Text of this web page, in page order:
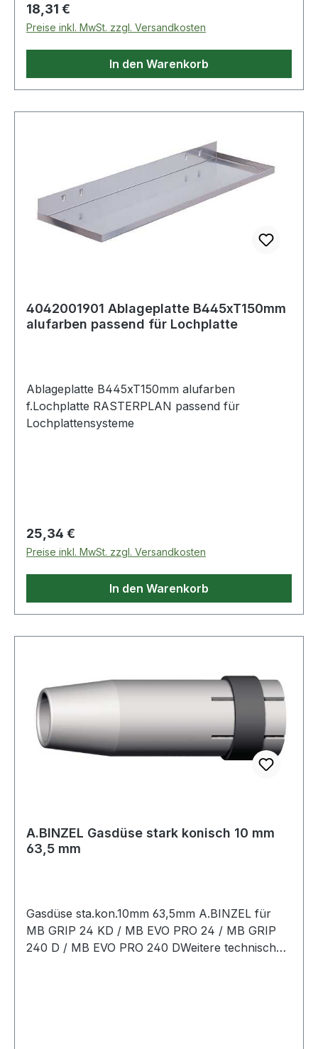
Regulärer Preis:
18,31 €
Preise inkl. MwSt. zzgl. Versandkosten
In den Warenkorb
4042001901 Ablageplatte B445xT150mm
alufarben passend für Lochplatte
Ablageplatte B445xT150mm alufarben
f.Lochplatte RASTERPLAN passend für
Lochplattensysteme
Regulärer Preis:
25,34 €
Preise inkl. MwSt. zzgl. Versandkosten
In den Warenkorb
A.BINZEL Gasdüse stark konisch 10 mm
63,5 mm
Gasdüse sta.kon.10mm 63,5mm A.BINZEL für
MB GRIP 24 KD / MB EVO PRO 24 / MB GRIP
240 D / MB EVO PRO 240 DWeitere technische